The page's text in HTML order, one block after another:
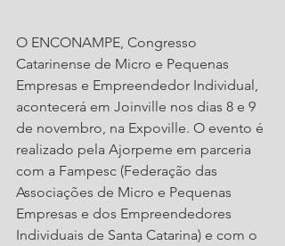
O ENCONAMPE, Congresso
Catarinense de Micro e Pequenas
Empresas e Empreendedor Individual,
acontecerá em Joinville nos dias 8 e 9
de novembro, na Expoville. O evento é
realizado pela Ajorpeme em parceria
com a Fampesc (Federação das
Associações de Micro e Pequenas
Empresas e dos Empreendedores
Individuais de Santa Catarina) e com o